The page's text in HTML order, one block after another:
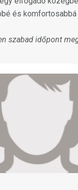
és komfortosabbá
szabad időpont